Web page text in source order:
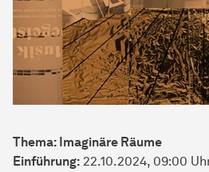
Thema: Imaginäre Räume
Einführung: 22.10.2024, 09:00